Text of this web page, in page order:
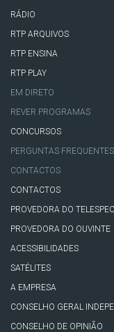
RÁDIO
RTP ARQUIVOS
RTP ENSINA
RTP PLAY
EM DIRETO
REVER PROGRAMAS
CONCURSOS
PERGUNTAS FREQUENTES
CONTACTOS
CONTACTOS
PROVEDORA DO
PROVEDORA DO OUVINTE
ACESSIBILIDADES
SATÉLITES
A EMPRESA
CONSELHO GERAL
CONSELHO DE OPINIÃO